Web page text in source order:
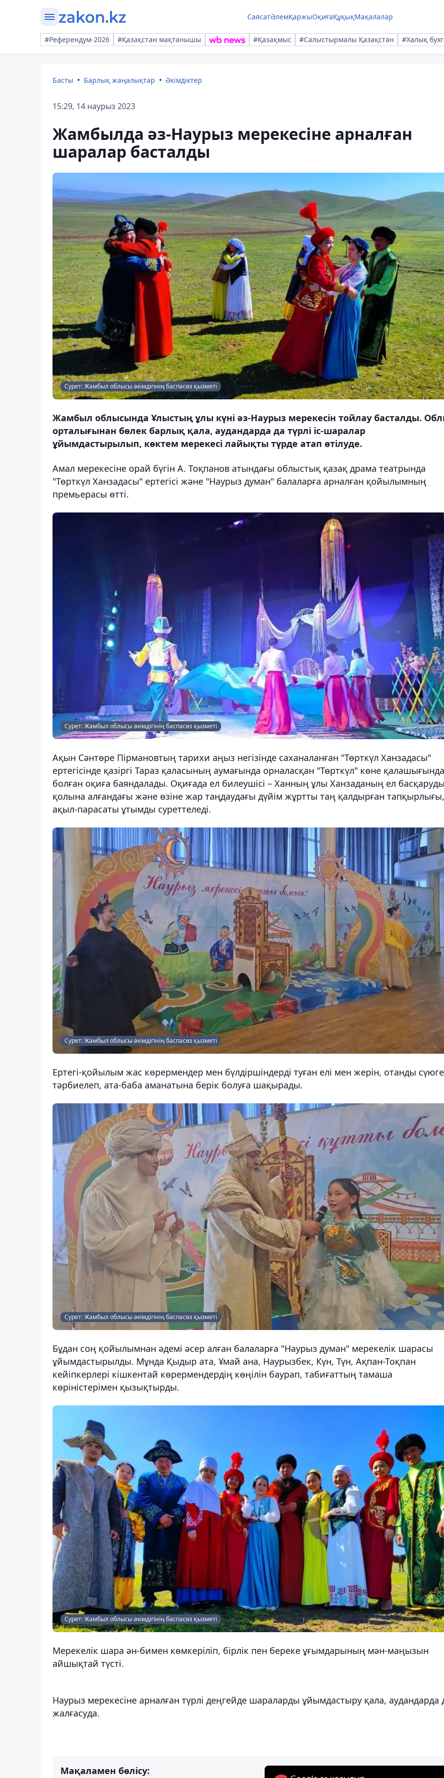
СаясатӘлемҚаржыОқиғаҚұқықМақалалар
#Референдум-2026 #Қазақстан мақтанышы #Қазақмыс #Салыстырмалы Қазақстан #Халық
Басты Барлық жаңалықтар Әкімдіктер
15:29, 14 наурыз 2023
Жамбылда әз-Наурыз мерекесіне арналған
шаралар басталды
Сурет: Жамбыл облысы әкімдігінің баспасөз қызметі
Жамбыл облысында Ұлыстың ұлы күні әз-Наурыз мерекесін тойлау басталды.
орталығынан бөлек барлық қала, аудандарда да түрлі іс-шаралар
ұйымдастырылып, көктем мерекесі лайықты түрде атап өтілуде.
Амал мерекесіне орай бүгін А. Тоқпанов атындағы облыстық қазақ драма театрында
"Төрткүл Ханзадасы" ертегісі және "Наурыз думан" балаларға арналған қойылымның
премьерасы өтті.
Сурет: Жамбыл облысы әкімдігінің баспасөз қызметі
Ақын Сәнтөре Пірмановтың тарихи аңыз негізінде саханаланған "Төрткүл Ханзадасы"
ертегісінде қазіргі Тараз қаласының аумағында орналасқан "Төрткүл" көне қалашығында
болған оқиға баяндалады. Оқиғада ел билеушісі – Ханның ұлы Ханзаданың ел
қолына алғандағы және өзіне жар таңдаудағы дүйім жұртты таң қалдырған тапқырлығы,
ақыл-парасаты ұтымды суреттеледі.
Сурет: Жамбыл облысы әкімдігінің баспасөз қызметі
Ертегі-қойылым жас көрермендер мен бүлдіршіндерді туған елі мен жерін, отанды сүюге
тәрбиелеп, ата-баба аманатына берік болуға шақырады.
Сурет: Жамбыл облысы әкімдігінің баспасөз қызметі
Бұдан соң қойылымнан әдемі әсер алған балаларға "Наурыз думан" мерекелік шарасы
ұйымдастырылды. Мұнда Қыдыр ата, Ұмай ана, Наурызбек, Күн, Түн, Ақпан-Тоқпан
кейіпкерлері кішкентай көрермендердің көңілін баурап, табиғаттың тамаша
көріністерімен қызықтырды.
Сурет: Жамбыл облысы әкімдігінің баспасөз қызметі
Мерекелік шара ән-бимен көмкеріліп, бірлік пен береке ұғымдарының мән-маңызын
айшықтай түсті.
Наурыз мерекесіне арналған түрлі деңгейде шараларды ұйымдастыру қала, аудандарда
жалғасуда.
Мақаламен бөлісу: